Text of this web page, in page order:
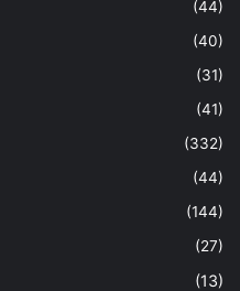
(44)
(40)
(31)
(41)
(332)
(44)
(144)
(27)
(13)